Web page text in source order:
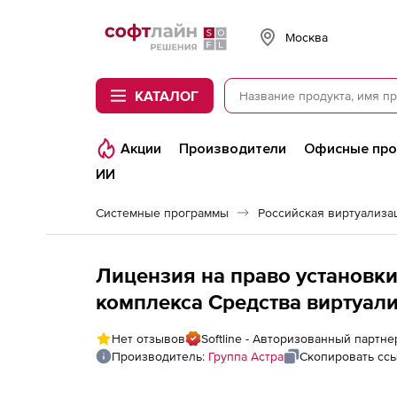
Softline
Москва
КАТАЛОГ
Акции Производители Офисные
ИИ
Системные программы
Лицензия на право
комплекса Средства
Linux и Windows (Брест
электронный, до 2 сокетов
Нет отзывов
Softline - Авторизованный
Производитель: Группа Астра Скопировать